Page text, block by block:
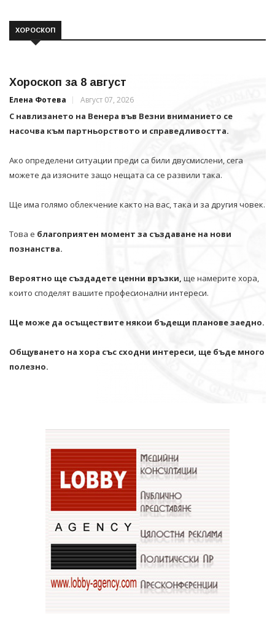
ХОРОСКОП
Хороскоп за 8 август
Елена Фотева Август 07, 2026
С навлизането на Венера във Везни вниманието се
насочва към партньорството и справедливостта.
Ако определени ситуации преди са били двусмислени, сега
можете да изясните защо нещата са се развили така.
Ще има голямо облекчение както на вас, така и за другия човек.
Това е благоприятен момент за създаване на нови
познанства.
Вероятно ще създадете ценни връзки, ще намерите хора,
които споделят вашите професионални интереси.
Ще може да осъществите някои бъдещи планове заедно.
Общуването на хора със сходни интереси, ще бъде много
полезно.